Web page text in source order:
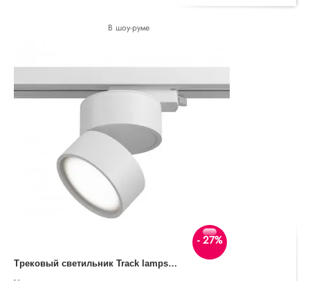
В шоу-руме
- 27%
Т
рековый светильник Track lamps TR007-1-12W3K-W